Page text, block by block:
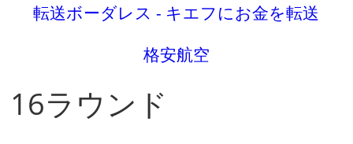
転送ボーダレス - キエフにお金を転送
格安航空
16ラウンド